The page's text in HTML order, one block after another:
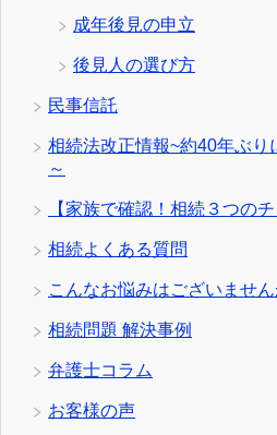
成年後見の申立
後見人の選び方
民事信託
相続法改正情報~約40年ぶり
～
【家族で確認！相続３つの
相続よくある質問
こんなお悩みはございません
相続問題 解決事例
弁護士コラム
お客様の声